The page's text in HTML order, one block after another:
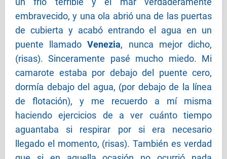
embravecido, y una ola abrió una de las puertas
de cubierta y acabó entrando el agua en un
puente llamadoVenezia, nunca mejor dicho,
(risas). Sinceramente pasé mucho miedo. Mi
camarote estaba por debajo del puente cero,
dormía debajo del agua, (por debajo de la línea
de flotación), y me recuerdo a mí misma
haciendo ejercicios de a ver cuánto tiempo
aguantaba si respirar por si era necesario
llegado el momento, (risas). También es verdad